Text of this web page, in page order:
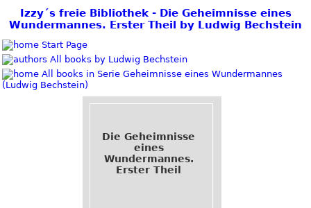
Izzy´s freie Bibliothek - Die Geheimnisse eines
Wundermannes. Erster Theil by Ludwig Bechstein
Start Page
All books by Ludwig Bechstein
All books in Serie Geheimnisse eines Wundermannes
(Ludwig Bechstein)
Die Geheimnisse
eines
Wundermannes.
Erster Theil